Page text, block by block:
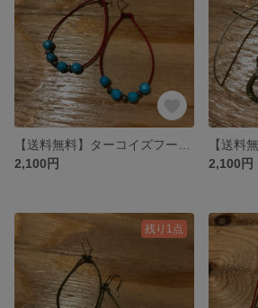
2,100円
2,100円
残り1点